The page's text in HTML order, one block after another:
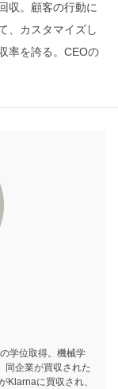
収。顧客の行動に
、カスタマイズし
率を誇る。CEOの
学位取得。機械学
同企業が買収された
Klarnaに買収され、